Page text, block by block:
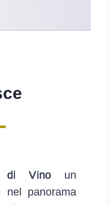
di Vino un
nel panorama